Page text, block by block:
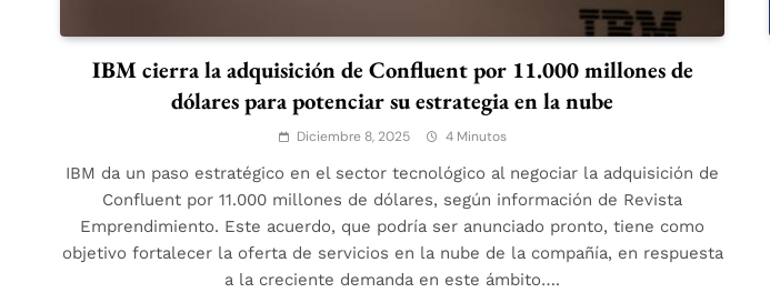
IBM cierra la adquisición de Confluent por 11.000 millones de
dólares para potenciar su estrategia en la nube
Diciembre 8, 2025 4 Minutos
IBM da un paso estratégico en el sector tecnológico al negociar la adquisición de
Confluent por 11.000 millones de dólares, según información de Revista
Emprendimiento. Este acuerdo, que podría ser anunciado pronto, tiene como
objetivo fortalecer la oferta de servicios en la nube de la compañía, en respuesta
a la creciente demanda en este ámbito….